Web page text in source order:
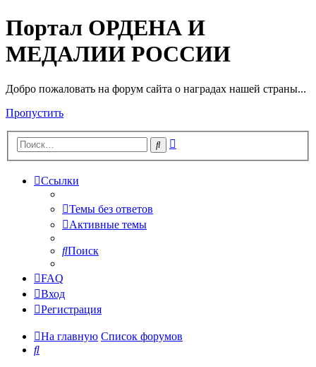
Портал ОРДЕНА И
МЕДАЛИИ РОССИИ
Добро пожаловать на форум сайта о наградах нашей страны...
Пропустить
Поиск
Ссылки
Темы без ответов
Активные темы
Поиск
FAQ
Вход
Регистрация
На главную Список форумов
Поиск